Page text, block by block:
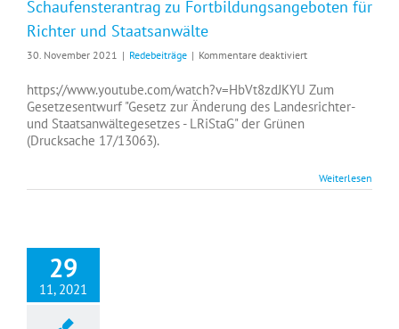
Schaufensterantrag zu Fortbildungsangeboten für
Richter und Staatsanwälte
30. November 2021 | Redebeiträge | Kommentare deaktiviertfür
zu
https://www.youtube.com/watch?v=HbVt8zdJKYU Zum
Gesetzesentwurf "Gesetz zur Änderung des Landesrichter-
und Staatsanwältegesetzes - LRiStaG" der Grünen
(Drucksache 17/13063).
Weiterlesen
29
11, 2021